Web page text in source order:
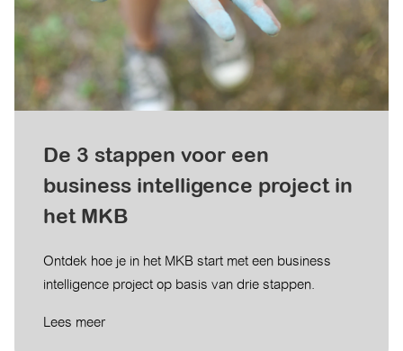
De 3 stappen voor een
business intelligence project in
het MKB
Ontdek hoe je in het MKB start met een business
intelligence project op basis van drie stappen.
Lees meer